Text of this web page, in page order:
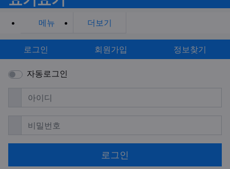
메뉴 더보기
로그인 회원가입 정보찾기
자동로그인
아이디 필수
비밀번호필수
로그인